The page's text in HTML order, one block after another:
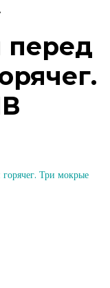
перед
Три мокрые